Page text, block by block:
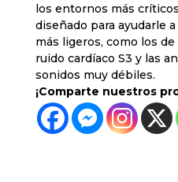
los entornos más
diseñado para ayudarle
más ligeros, como los
ruido cardíaco S3 y las
sonidos muy débiles.
¡Comparte nuestros